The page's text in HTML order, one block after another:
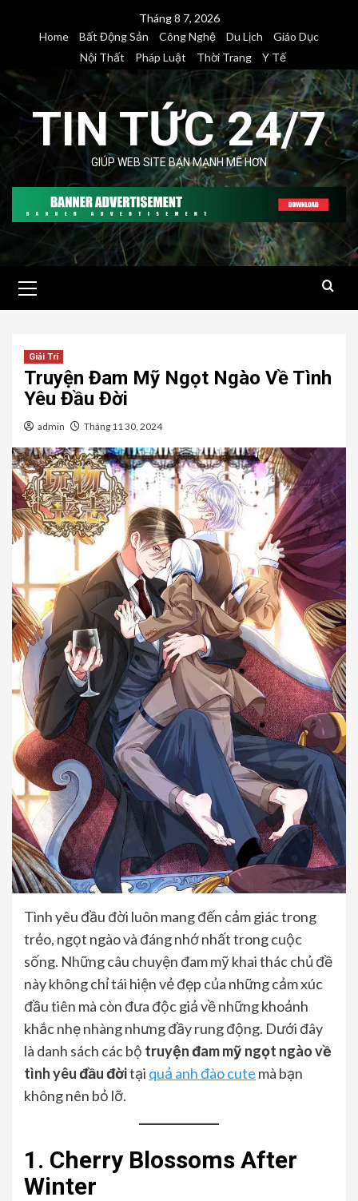
Tháng 8 7, 2026
Home
Bất Động Sản Công Nghệ Du Lịch
Giáo Dục
Nội Thất
Pháp Luật Thời Trang Y Tế
TIN TỨC 24/7
GIÚP WEB SITE BẠN MẠNH MẼ HƠN
Menu
Giải Trí
Truyện Đam Mỹ Ngọt Ngào Về Tình
Yêu Đầu Đời
admin Tháng 11 30, 2024
Tình yêu đầu đời luôn mang đến cảm giác trong
trẻo, ngọt ngào và đáng nhớ nhất trong cuộc
sống. Những câu chuyện đam mỹ khai thác chủ đề
này không chỉ tái hiện vẻ đẹp của những cảm xúc
đầu tiên mà còn đưa độc giả về những khoảnh
khắc nhẹ nhàng nhưng đầy rung động. Dưới đây
là danh sách các bộ truyện đam mỹ ngọt ngào về
tình yêu đầu đờitại quả anh đào cute mà bạn
không nên bỏ lỡ.
1. Cherry Blossoms After
Winter